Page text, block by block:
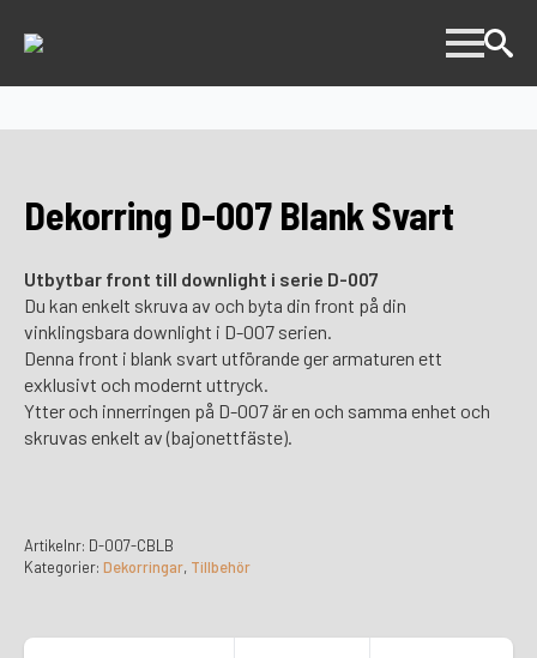
Dekorring D-007 Blank Svart
Utbytbar front till downlight i serie D-007
Du kan enkelt skruva av och byta din front på din
vinklingsbara downlight i D-007 serien.
Denna front i blank svart utförande ger armaturen ett
exklusivt och modernt uttryck.
Ytter och innerringen på D-007 är en och samma enhet och
skruvas enkelt av (bajonettfäste).
Artikelnr: D-007-CBLB
Kategorier: Dekorringar, Tillbehör